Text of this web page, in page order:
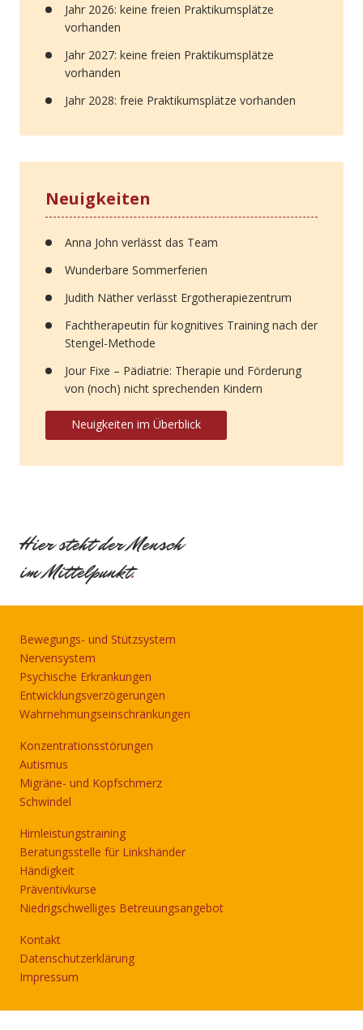
Jahr 2026: keine freien Praktikumsplätze
vorhanden
Jahr 2027: keine freien Praktikumsplätze
vorhanden
Jahr 2028: freie Praktikumsplätze vorhanden
Neuigkeiten
Anna John verlässt das Team
Wunderbare Sommerferien
Judith Näther verlässt Ergotherapiezentrum
Fachtherapeutin für kognitives Training nach der
Stengel-Methode
Jour Fixe – Pädiatrie: Therapie und Förderung
von (noch) nicht sprechenden Kindern
Neuigkeiten im Überblick
Hier steht der Mensch
im Mittelpunkt.
Bewegungs- und Stützsystem
Nervensystem
Psychische Erkrankungen
Entwicklungsverzögerungen
Wahrnehmungseinschränkungen
Konzentrationsstörungen
Autismus
Migräne- und Kopfschmerz
Schwindel
Hirnleistungstraining
Beratungsstelle für Linkshänder
Händigkeit
Präventivkurse
Niedrigschwelliges Betreuungsangebot
Kontakt
Datenschutzerklärung
Impressum